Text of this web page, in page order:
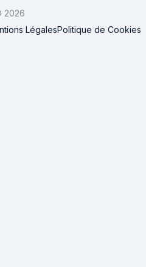
2026
LégalesPolitique de Cookies